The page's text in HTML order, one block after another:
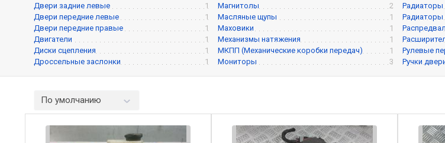
Двери задние левые
1
Двери передние левые
1
Двери передние правые
1
Двигатели
1
Диски сцепления
1
Дроссельные заслонки
1
Магнитолы
2
Масляные щупы
1
Маховики
1
Механизмы натяжения
1
МКПП (Механические коробки передач)
1
Мониторы
3
Радиаторы
Радиаторы
Рулевые
Ручки
По умолчанию